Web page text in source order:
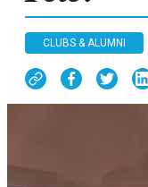
CLUBS & ALUMNI